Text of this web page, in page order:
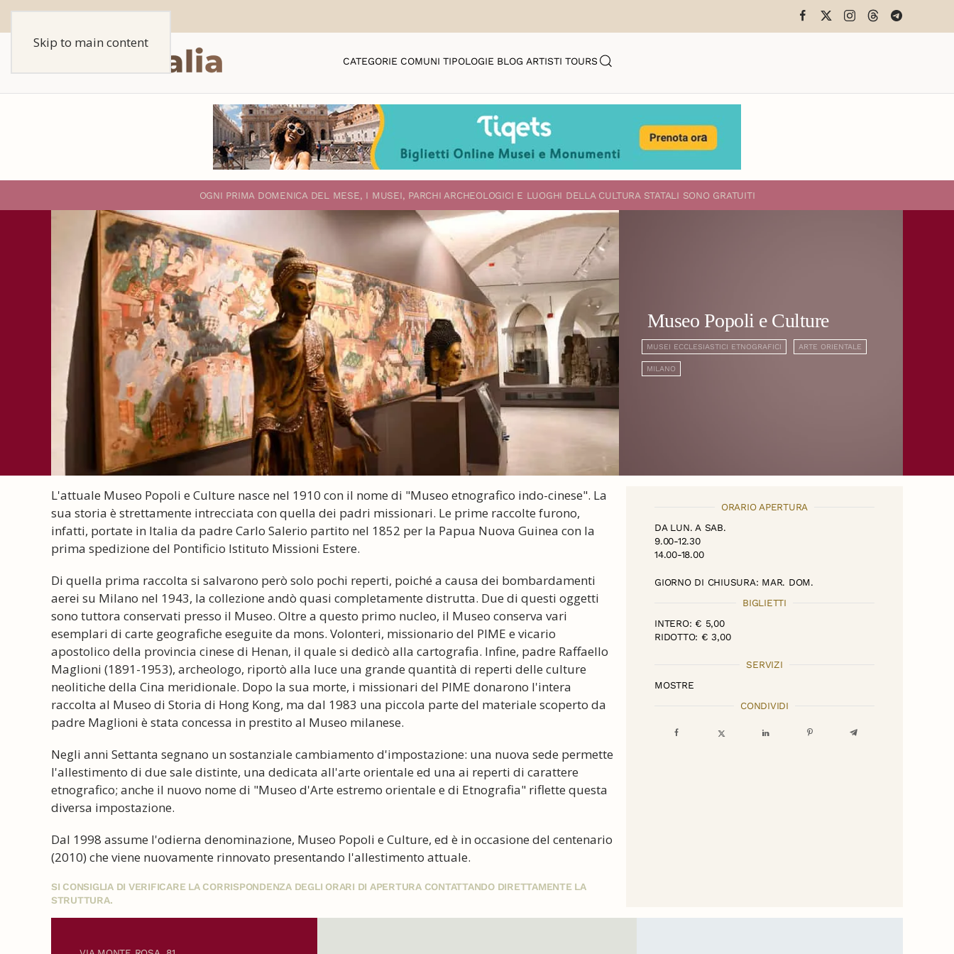
Skip to main content
CATEGORIE COMUNI TIPOLOGIE BLOG ARTISTI TOURS
OGNI PRIMA DOMENICA DEL MESE, I MUSEI, PARCHI ARCHEOLOGICI E LUOGHI DELLA CULTURA STATALI SONO GRATUITI
Museo Popoli e Culture
MUSEI ECCLESIASTICI ETNOGRAFICI ARTE ORIENTALE
MILANO
L'attuale Museo Popoli e Culture nasce nel 1910 con il nome di "Museo etnografico indo-cinese". La
sua storia è strettamente intrecciata con quella dei padri missionari. Le prime raccolte furono,
infatti, portate in Italia da padre Carlo Salerio partito nel 1852 per la Papua Nuova Guinea con la
prima spedizione del Pontificio Istituto Missioni Estere.
Di quella prima raccolta si salvarono però solo pochi reperti, poiché a causa dei bombardamenti
aerei su Milano nel 1943, la collezione andò quasi completamente distrutta. Due di questi oggetti
sono tuttora conservati presso il Museo. Oltre a questo primo nucleo, il Museo conserva vari
esemplari di carte geografiche eseguite da mons. Volonteri, missionario del PIME e vicario
apostolico della provincia cinese di Henan, il quale si dedicò alla cartografia. Infine, padre Raffaello
Maglioni (1891-1953), archeologo, riportò alla luce una grande quantità di reperti delle culture
neolitiche della Cina meridionale. Dopo la sua morte, i missionari del PIME donarono l'intera
raccolta al Museo di Storia di Hong Kong, ma dal 1983 una piccola parte del materiale scoperto da
padre Maglioni è stata concessa in prestito al Museo milanese.
Negli anni Settanta segnano un sostanziale cambiamento d'impostazione: una nuova sede permette
l'allestimento di due sale distinte, una dedicata all'arte orientale ed una ai reperti di carattere
etnografico; anche il nuovo nome di "Museo d'Arte estremo orientale e di Etnografia" riflette questa
diversa impostazione.
Dal 1998 assume l'odierna denominazione, Museo Popoli e Culture, ed è in occasione del centenario
(2010) che viene nuovamente rinnovato presentando l'allestimento attuale.
SI CONSIGLIA DI VERIFICARE LA CORRISPONDENZA DEGLI ORARI DI APERTURA CONTATTANDO DIRETTAMENTE LA
STRUTTURA.
ORARIO APERTURA
DA LUN. A SAB.
9.00-12.30
14.00-18.00
GIORNO DI CHIUSURA: MAR. DOM.
BIGLIETTI
INTERO: € 5,00
RIDOTTO: € 3,00
SERVIZI
MOSTRE
CONDIVIDI